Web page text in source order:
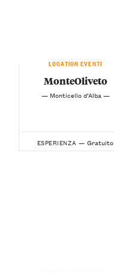
LOCATION EVENTI
MonteOliveto
— Monticello d’Alba —
ESPERIENZA — Gratuito